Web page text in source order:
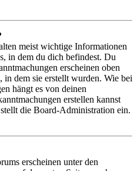
meist wichtige Informationen
in dem du dich befindest. Du
erscheinen oben
in dem sie erstellt wurden. Wie bei
hängt es von deinen
erstellen kannst
die Board-Administration ein.
erscheinen unter den